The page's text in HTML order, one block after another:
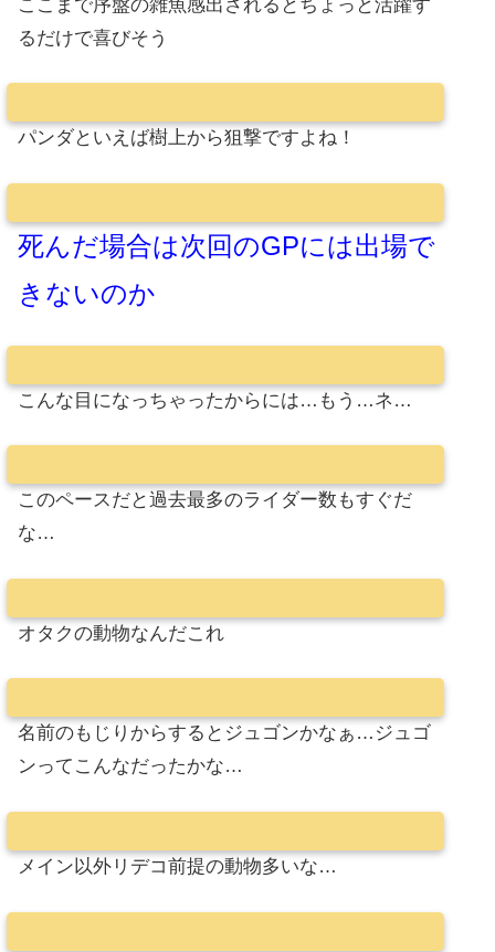
ここまで序盤の雑魚感出されるとちょっと活躍す
るだけで喜びそう
パンダといえば樹上から狙撃ですよね！
死んだ場合は次回のGPには出場で
きないのか
こんな目になっちゃったからには…もう…ネ…
このペースだと過去最多のライダー数もすぐだ
な…
オタクの動物なんだこれ
名前のもじりからするとジュゴンかなぁ…ジュゴ
ンってこんなだったかな…
メイン以外リデコ前提の動物多いな…